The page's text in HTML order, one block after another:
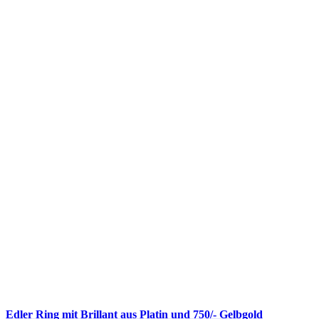
Edler Ring mit Brillant aus Platin und 750/- Gelbgold